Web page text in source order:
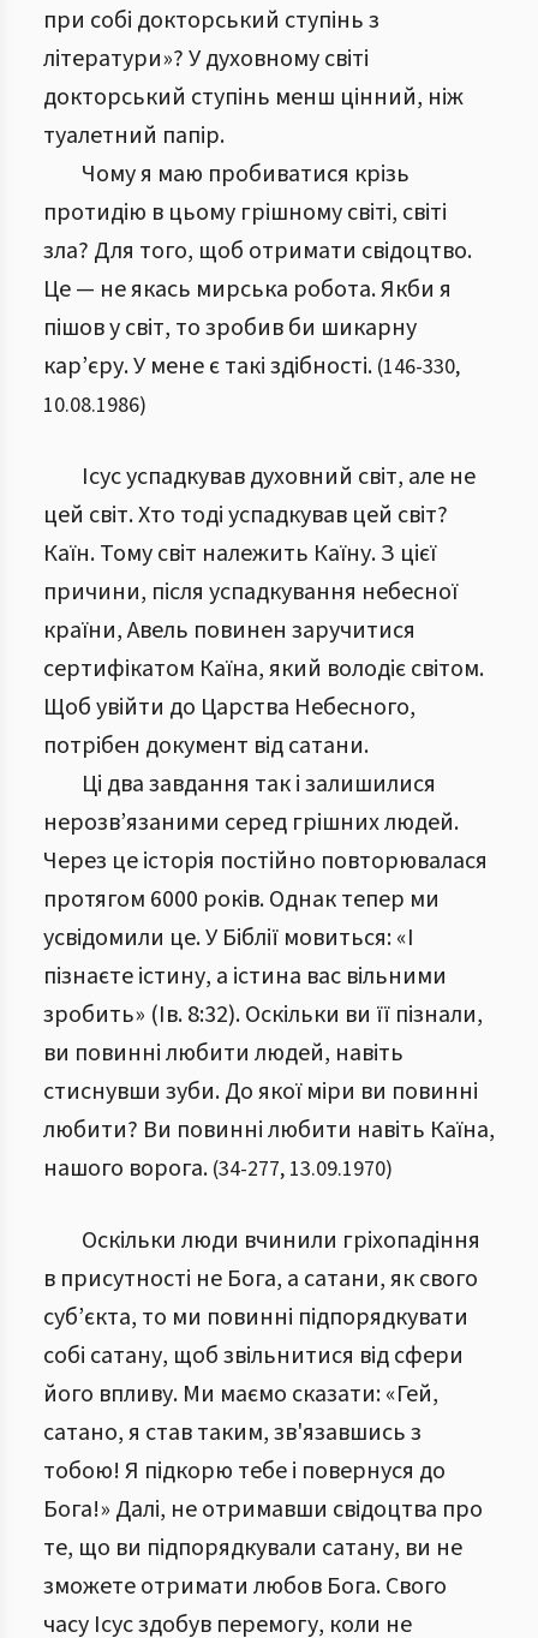
при собі докторський ступінь з
літератури»? У духовному світі
докторський ступінь менш цінний, ніж
туалетний папір.
Чому я маю пробиватися крізь
протидію в цьому грішному світі, світі
зла? Для того, щоб отримати свідоцтво.
Це — не якась мирська робота. Якби я
пішов у світ, то зробив би шикарну
кар’єру. У мене є такі здібності. (146-330,
10.08.1986)
Ісус успадкував духовний світ, але не
цей світ. Хто тоді успадкував цей світ?
Каїн. Тому світ належить Каїну. З цієї
причини, після успадкування небесної
країни, Авель повинен заручитися
сертифікатом Каїна, який володіє світом.
Щоб увійти до Царства Небесного,
потрібен документ від сатани.
Ці два завдання так і залишилися
нерозв’язаними серед грішних людей.
Через це історія постійно повторювалася
протягом 6000 років. Однак тепер ми
усвідомили це. У Біблії мовиться: «І
пізнаєте істину, а істина вас вільними
зробить» (Ів. 8:32). Оскільки ви її пізнали,
ви повинні любити людей, навіть
стиснувши зуби. До якої міри ви повинні
любити? Ви повинні любити навіть Каїна,
нашого ворога. (34-277, 13.09.1970)
Оскільки люди вчинили гріхопадіння
в присутності не Бога, а сатани, як свого
суб’єкта, то ми повинні підпорядкувати
собі сатану, щоб звільнитися від сфери
його впливу. Ми маємо сказати: «Гей,
сатано, я став таким, зв'язавшись з
тобою! Я підкорю тебе і повернуся до
Бога!» Далі, не отримавши свідоцтва про
те, що ви підпорядкували сатану, ви не
зможете отримати любов Бога. Свого
часу Ісус здобув перемогу, коли не